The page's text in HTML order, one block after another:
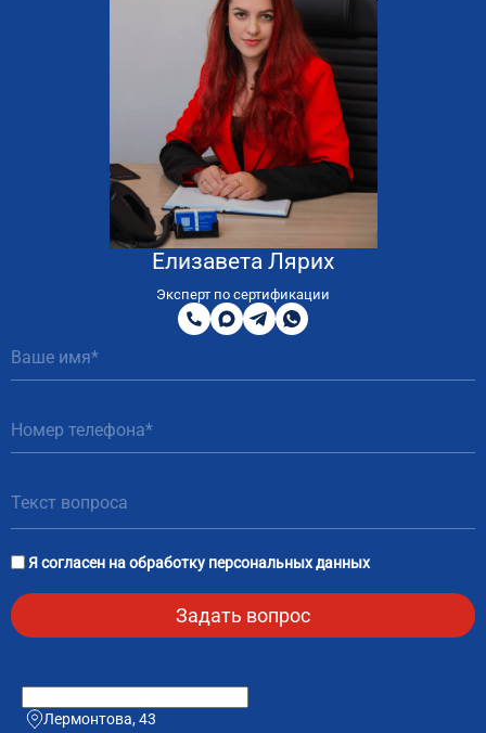
Елизавета Лярих
Эксперт по сертификации
8
800
200
51
MAXTelegram
WhatsApp
Я согласен наобработку персональных данных
Лермонтова, 43